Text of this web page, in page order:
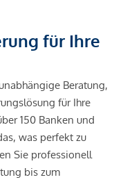
für Ihre
Beratung,
für Ihre
150 Banken und
was perfekt zu
Sie professionell
bis zum